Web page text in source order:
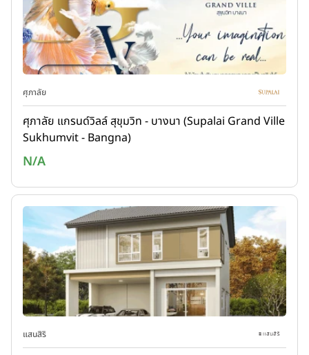
ศุภาลัย
ศุภาลัย แกรนด์วิลล์ สุขุมวิท - บางนา (Supalai Grand Ville
Sukhumvit - Bangna)
N/A
แสนสิริ